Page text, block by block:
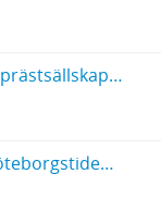
Vår predikan. Föredrag i Stockholms prästsällskap 15 jan. 1923. Utkast, 6 blad
Föreläsningskoncept, troligen från göteborgstiden (1876-1880)